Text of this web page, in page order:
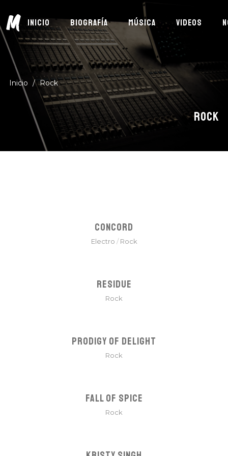
Suscríbete
DE MIGUEL CARDONA
M INICIO BIOGRAFÍA MÚSICA VIDEOS
Inicio / Rock
ROCK
CONCORD
Electro /Rock
RESIDUE
Rock
PRODIGY OF DELIGHT
Rock
FALL OF SPICE
Rock